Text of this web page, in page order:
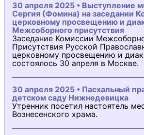
30 апреля 2025 • Выступление
Сергия (Фомина) на заседании
церковному просвещению и
Межсоборного присутствия
Заседание Комиссии
Присутствия Русской
церковному просвещению и
состоялось 30 апреля в Москве.
30 апреля 2025 • Пасхальный
детском саду Нижнедевицка
Утренник посетил настоятель
Вознесенского храма.